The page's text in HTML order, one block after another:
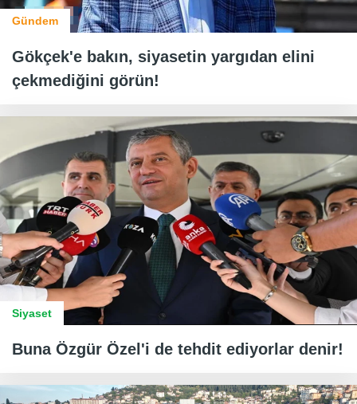
Gündem
Gökçek'e bakın, siyasetin yargıdan elini
çekmediğini görün!
Siyaset
Buna Özgür Özel'i de tehdit ediyorlar denir!